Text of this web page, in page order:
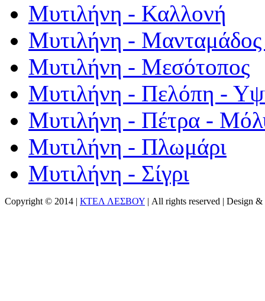
Μυτιλήνη - Καλλονή
Μυτιλήνη - Μανταμάδος
Μυτιλήνη - Μεσότοπος
Μυτιλήνη - Πελόπη -
Μυτιλήνη - Πέτρα -
Μυτιλήνη - Πλωμάρι
Μυτιλήνη - Σίγρι
Copyright © 2014 | ΚΤΕΛ ΛΕΣΒΟΥ | All rights reserved | Design &